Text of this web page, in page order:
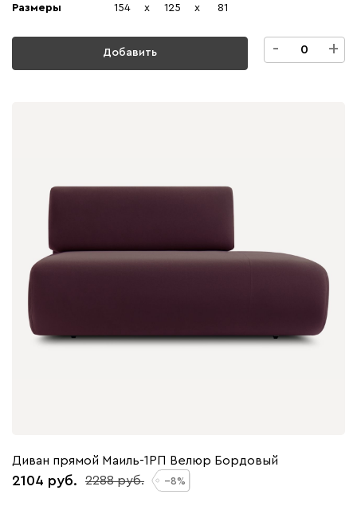
Размеры 154 x 125 x 81
Добавить - +
Диван прямой Маиль-1РП Велюр Бордовый
2104 2288 8